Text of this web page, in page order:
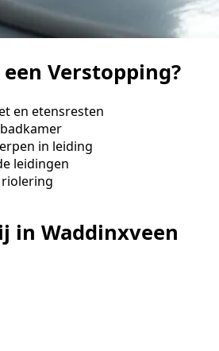
Verstopping?
en etensresten
in leiding
leidingen
in Waddinxveen